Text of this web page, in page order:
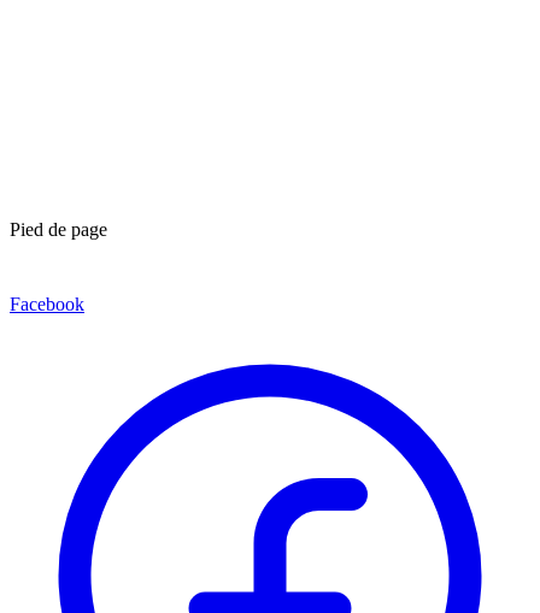
Pied de page
Facebook